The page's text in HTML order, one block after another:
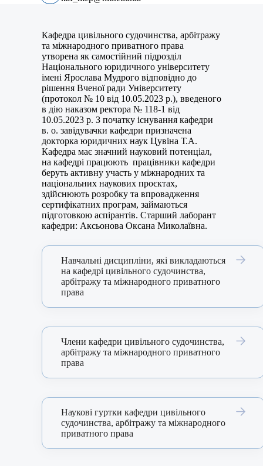
Кафедра цивільного судочинства, арбітражу
та міжнародного приватного права
утворена як самостійний підрозділ
Національного юридичного університету
імені Ярослава Мудрого відповідно до
рішення Вченої ради Університету
(протокол № 10 від 10.05.2023 р.), введеного
в дію наказом ректора № 118-1 від
10.05.2023 р. З початку існування кафедри
в. о. завідувачки кафедри призначена
докторка юридичних наук Цувіна Т.А.
Кафедра має значний науковий потенціал,
на кафедрі працюють працівники кафедри
беруть активну участь у міжнародних та
національних наукових проєктах,
здійснюють розробку та впровадження
сертифікатних програм, займаються
підготовкою аспірантів. Старший лаборант
кафедри: Аксьонова Оксана Миколаївна.
Навчальні дисципліни, які викладаються
на кафедрі цивільного судочинства,
арбітражу та міжнародного приватного
права
Члени кафедри цивільного судочинства,
арбітражу та міжнародного приватного
права
Наукові гуртки кафедри цивільного
судочинства, арбітражу та міжнародного
приватного права